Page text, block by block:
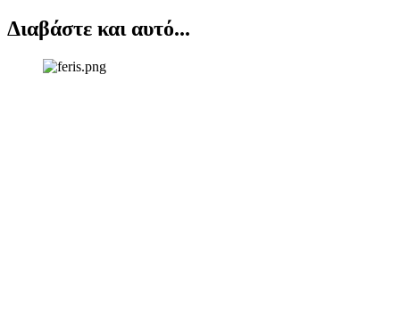
Διαβάστε και αυτό...